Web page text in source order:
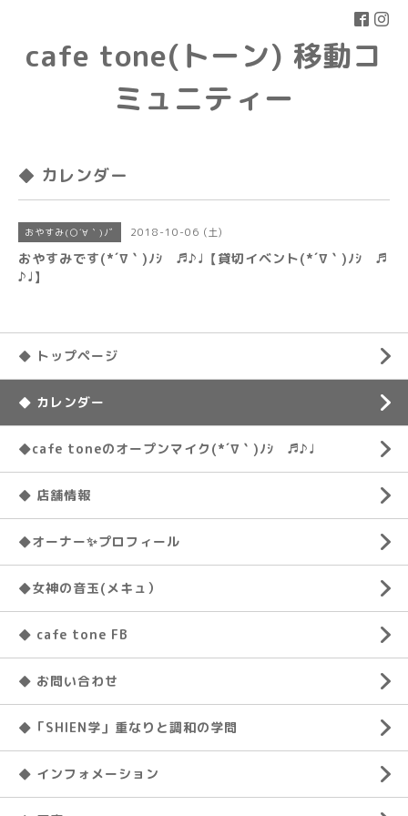
cafe tone(トーン) 移動コ
ミュニティー
◆ カレンダー
おやすみ(○´∀｀)ﾉﾞ 2018-10-06 (土)
おやすみです(*´∇｀)ﾉｼ ♬♪♩【貸切イベント(*´∇｀)ﾉｼ ♬
♪♩】
◆ トップページ
◆ カレンダー
◆cafe toneのオープンマイク(*´∇｀)ﾉｼ ♬♪♩
◆ 店舗情報
◆オーナー✨プロフィール
◆女神の音玉(メキュ）
◆ cafe tone FB
◆ お問い合わせ
◆「SHIEN学」重なりと調和の学問
◆ インフォメーション